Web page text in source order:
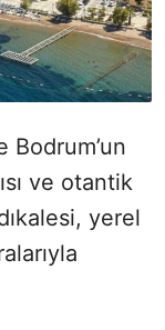
Bodrum’un
ve otantik
yerel